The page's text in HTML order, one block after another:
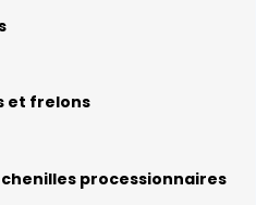
et frelons
processionnaires